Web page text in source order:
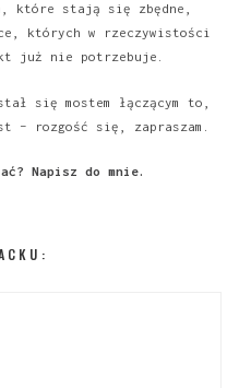
które stają się zbędne,
których w rzeczywistości
już nie potrzebuje.
się mostem łączącym to,
– rozgość się, zapraszam.
Napisz do mnie.